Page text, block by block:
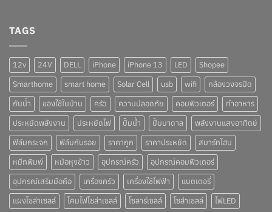
TAGS
12v 24V DELL iPhone iPhone 13 LED
Shopee
Smarthome
smart home Solar Cell usb wifi
กล้องวงจรปิด
กันน้ำ
ของใช้ในบ้าน ครัว ความปลอดภัย คอมพิวเตอร์
ทำอาหาร
ประหยัดพลังงาน
ประหยัดไฟ ปั๊มน้ำ ปั๊มบาดาล
พลังงานแสงอาทิตย์
ฟิล์มกระจก
ฟิล์มกันรอย ราคาถูก ราคาประหยัด
สมาร์ทโฮม
หมึกพิมพ์
หม้อหุงข้าว อุปกรณ์ครัว
อุปกรณ์คอมพิวเตอร์
อุปกรณ์เสริมมือถือ
เครื่องครัว เครื่องใช้ไฟฟ้า
แบตเตอรี่
แผงโซล่าเซลล์
โคมไฟโซล่าเซลล์ โซลาร์เซลล์ โซล่าเซลล์ ไฟLED